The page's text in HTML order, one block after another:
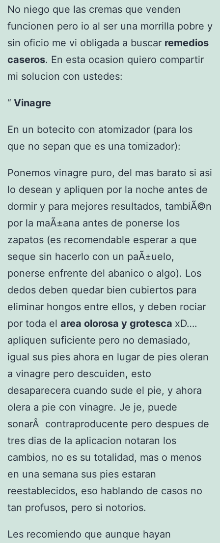
No niego que las cremas que venden
funcionen pero io al ser una morrilla pobre y
sin oficio me vi obligada a buscar remedios
caseros. En esta ocasion quiero compartir
mi solucion con ustedes:
Vinagre
En un botecito con atomizador (para los
que no sepan que es una tomizador):
Ponemos vinagre puro, del mas barato si asi
lo desean y apliquen por la noche antes de
dormir y para mejores resultados, tambiÃ©n
por la maÃ±ana antes de ponerse los
zapatos (es recomendable esperar a que
seque sin hacerlo con un paÃ±uelo,
ponerse enfrente del abanico o algo). Los
dedos deben quedar bien cubiertos para
eliminar hongos entre ellos, y deben rociar
por toda el area olorosa y grotesca xD….
apliquen suficiente pero no demasiado,
igual sus pies ahora en lugar de pies oleran
a vinagre pero descuiden, esto
desaparecera cuando sude el pie, y ahora
olera a pie con vinagre. Je je, puede
sonarÂ contraproducente pero despues de
tres dias de la aplicacion notaran los
cambios, no es su totalidad, mas o menos
en una semana sus pies estaran
reestablecidos, eso hablando de casos no
tan profusos, pero si notorios.
Les recomiendo que aunque hayan